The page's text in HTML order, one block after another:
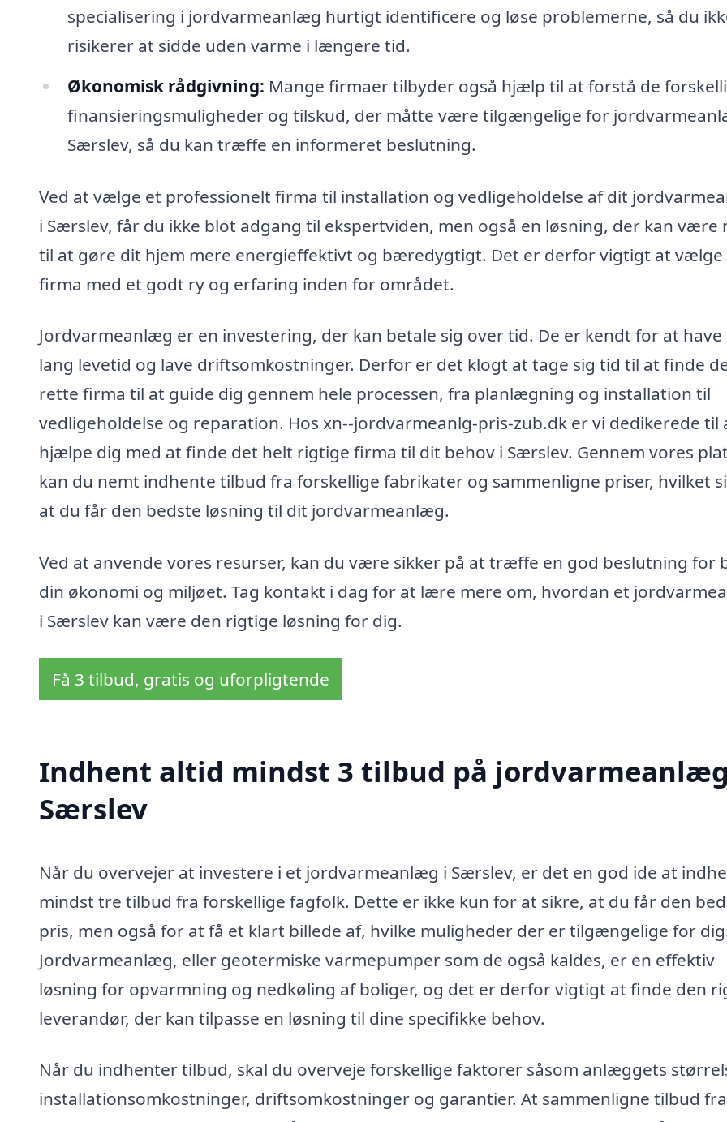
specialisering i jordvarmeanlæg hurtigt identificere og løse problemerne, så du
risikerer at sidde uden varme i længere tid.
Økonomisk rådgivning: Mange firmaer tilbyder også hjælp til at forstå de
finansieringsmuligheder og tilskud, der måtte være tilgængelige for
Særslev, så du kan træffe en informeret beslutning.
Ved at vælge et professionelt firma til installation og vedligeholdelse af dit
i Særslev, får du ikke blot adgang til ekspertviden, men også en løsning, der kan være
til at gøre dit hjem mere energieffektivt og bæredygtigt. Det er derfor vigtigt at vælge
firma med et godt ry og erfaring inden for området.
Jordvarmeanlæg er en investering, der kan betale sig over tid. De er kendt for at have
lang levetid og lave driftsomkostninger. Derfor er det klogt at tage sig tid til at finde
rette firma til at guide dig gennem hele processen, fra planlægning og installation til
vedligeholdelse og reparation. Hos xn--jordvarmeanlg-pris-zub.dk er vi dedikerede til
hjælpe dig med at finde det helt rigtige firma til dit behov i Særslev. Gennem vores
kan du nemt indhente tilbud fra forskellige fabrikater og sammenligne priser, hvilket
at du får den bedste løsning til dit jordvarmeanlæg.
Ved at anvende vores resurser, kan du være sikker på at træffe en god beslutning for
din økonomi og miljøet. Tag kontakt i dag for at lære mere om, hvordan et
i Særslev kan være den rigtige løsning for dig.
Få 3 tilbud, gratis og uforpligtende
Indhent altid mindst 3 tilbud på
Særslev
Når du overvejer at investere i et jordvarmeanlæg i Særslev, er det en god ide at
mindst tre tilbud fra forskellige fagfolk. Dette er ikke kun for at sikre, at du får den
pris, men også for at få et klart billede af, hvilke muligheder der er tilgængelige for
Jordvarmeanlæg, eller geotermiske varmepumper som de også kaldes, er en effektiv
løsning for opvarmning og nedkøling af boliger, og det er derfor vigtigt at finde den
leverandør, der kan tilpasse en løsning til dine specifikke behov.
Når du indhenter tilbud, skal du overveje forskellige faktorer såsom anlæggets
installationsomkostninger, driftsomkostninger og garantier. At sammenligne tilbud